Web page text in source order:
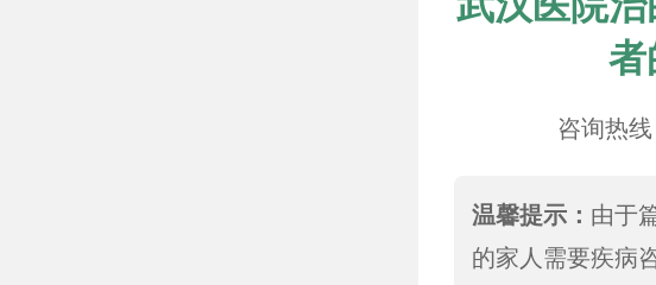
者
咨询热线
温馨提示： 由于
的家人需要疾病